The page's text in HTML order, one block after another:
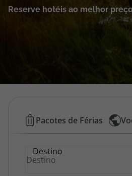
Área de Cliente
Reserve hotéis ao melhor
Hotéis
Baratos
Pacotes de Férias
Destino